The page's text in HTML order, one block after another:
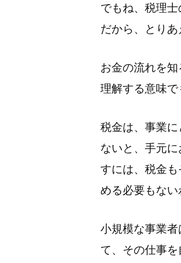
でもね、税理
だから、とり
お金の流れを
理解する意味で
税金は、事業
ないと、手元
すには、税金
める必要もない
小規模な事業
て、その仕事